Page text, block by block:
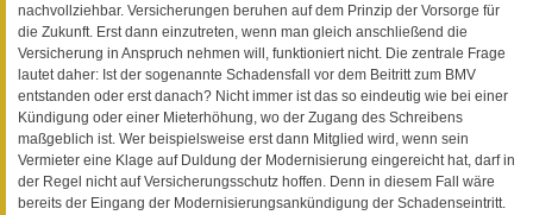
nachvollziehbar. Versicherungen beruhen auf dem Prinzip der Vorsorge für
die Zukunft. Erst dann einzutreten, wenn man gleich anschließend die
Versicherung in Anspruch nehmen will, funktioniert nicht. Die zentrale Frage
lautet daher: Ist der sogenannte Schadensfall vor dem Beitritt zum BMV
entstanden oder erst danach? Nicht immer ist das so eindeutig wie bei einer
Kündigung oder einer Mieterhöhung, wo der Zugang des Schreibens
maßgeblich ist. Wer beispielsweise erst dann Mitglied wird, wenn sein
Vermieter eine Klage auf Duldung der Modernisierung eingereicht hat, darf in
der Regel nicht auf Versicherungsschutz hoffen. Denn in diesem Fall wäre
bereits der Eingang der Modernisierungsankündigung der Schadenseintritt.